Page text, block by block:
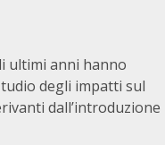
ultimi anni hanno
degli impatti sul
dall’introduzione